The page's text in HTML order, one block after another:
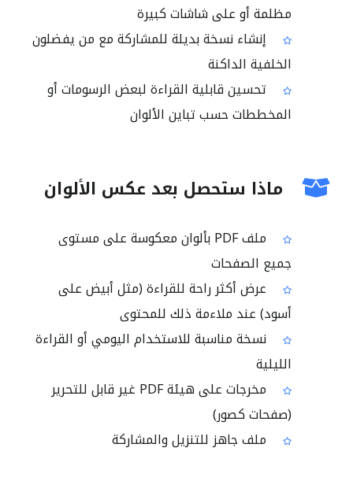
مظلمة أو على شاشات كبيرة
إنشاء نسخة بديلة للمشاركة مع من يفضلون
الخلفية الداكنة
تحسين قابلية القراءة لبعض الرسومات أو
المخططات حسب تباين الألوان
ماذا ستحصل بعد عكس الألوان
ملف PDF بألوان معكوسة على مستوى
جميع الصفحات
عرض أكثر راحة للقراءة (مثل أبيض على
أسود) عند ملاءمة ذلك للمحتوى
نسخة مناسبة للاستخدام اليومي أو القراءة
الليلية
مخرجات على هيئة PDF غير قابل للتحرير
(صفحات كصور)
ملف جاهز للتنزيل والمشاركة